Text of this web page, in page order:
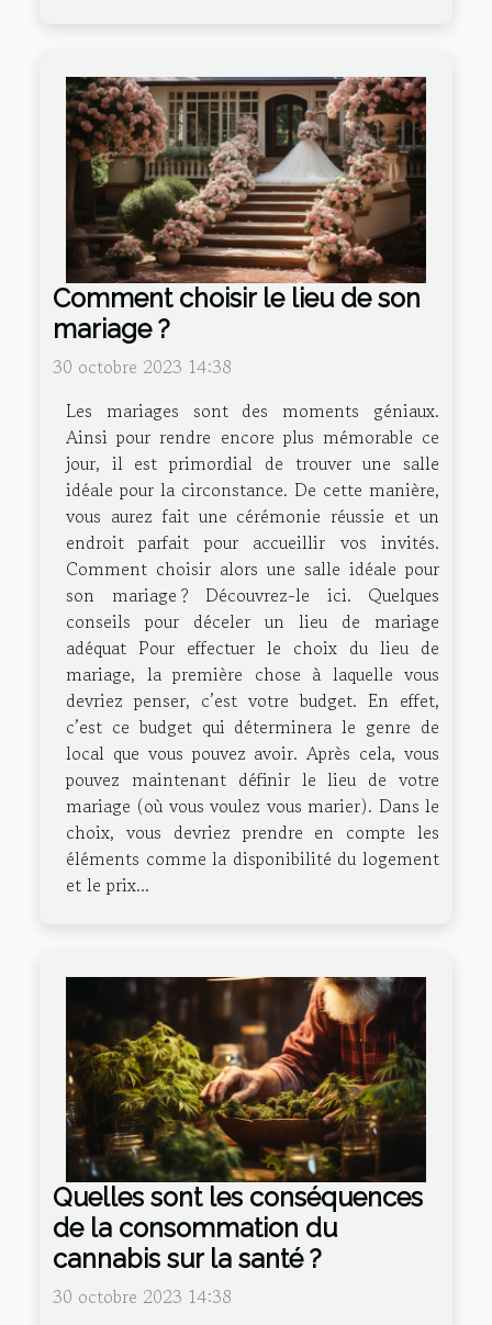
Comment choisir le lieu de son
mariage ?
30 octobre 2023 14:38
Les mariages sont des moments géniaux.
Ainsi pour rendre encore plus mémorable ce
jour, il est primordial de trouver une salle
idéale pour la circonstance. De cette manière,
vous aurez fait une cérémonie réussie et un
endroit parfait pour accueillir vos invités.
Comment choisir alors une salle idéale pour
son mariage ? Découvrez-le ici. Quelques
conseils pour déceler un lieu de mariage
adéquat Pour effectuer le choix du lieu de
mariage, la première chose à laquelle vous
devriez penser, c’est votre budget. En effet,
c’est ce budget qui déterminera le genre de
local que vous pouvez avoir. Après cela, vous
pouvez maintenant définir le lieu de votre
mariage (où vous voulez vous marier). Dans le
choix, vous devriez prendre en compte les
éléments comme la disponibilité du logement
et le prix...
Quelles sont les conséquences
de la consommation du
cannabis sur la santé ?
30 octobre 2023 14:38